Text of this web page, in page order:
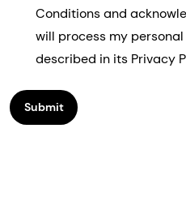
Conditions and
will process my
described in its Privacy
Submit